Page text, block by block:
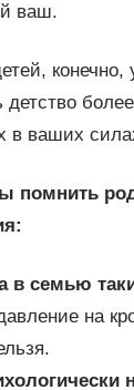
ваш.
конечно,
детство
в ваших
помнить
в семью
на